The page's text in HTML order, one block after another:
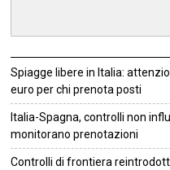
Spiagge libere in Italia:
euro per chi prenota posti
Italia-Spagna, controlli non
monitorano prenotazioni
Controlli di frontiera